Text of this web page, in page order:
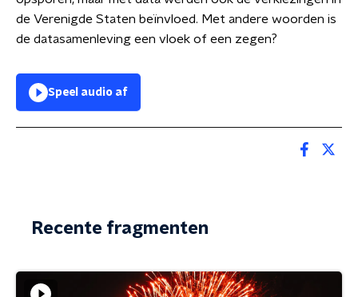
de Verenigde Staten beïnvloed. Met andere woorden is
de datasamenleving een vloek of een zegen?
Speel audio af
Recente fragmenten